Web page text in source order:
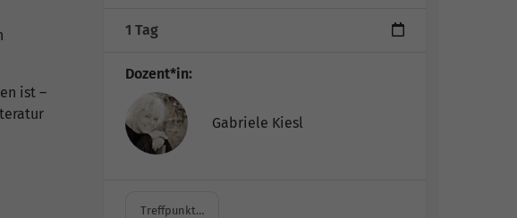
ist –
1 Tag
Dozent*in:
Gabriele Kiesl
Treffpunkt…